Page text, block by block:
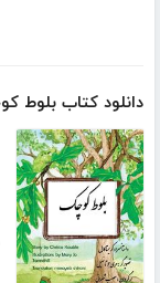
دانلود کتاب بلوط